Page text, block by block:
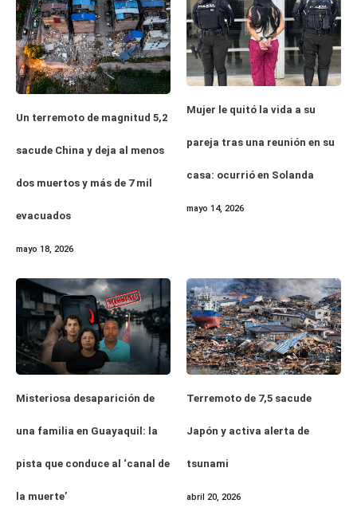
Un terremoto de magnitud 5,2
sacude China y deja al menos
dos muertos y más de 7 mil
evacuados
mayo 18, 2026
Mujer le quitó la vida a su
pareja tras una reunión en su
casa: ocurrió en Solanda
mayo 14, 2026
Misteriosa desaparición de
una familia en Guayaquil: la
pista que conduce al ‘canal de
la muerte’
Terremoto de 7,5 sacude
Japón y activa alerta de
tsunami
abril 20, 2026